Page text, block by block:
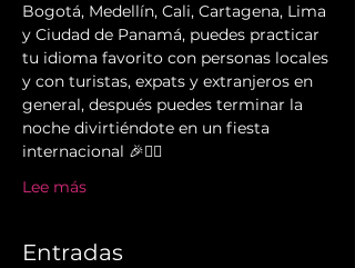
Bogotá, Medellín, Cali, Cartagena, Lima
y Ciudad de Panamá, puedes practicar
tu idioma favorito con personas locales
y con turistas, expats y extranjeros en
general, después puedes terminar la
noche divirtiéndote en un fiesta
internacional 🎉✌🏻️
Lee más
Entradas